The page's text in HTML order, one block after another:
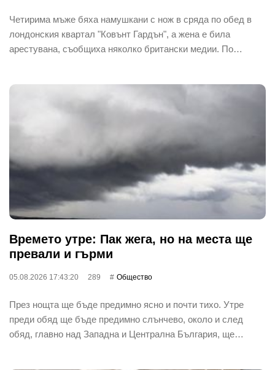
Четирима мъже бяха намушкани с нож в сряда по обед в
лондонския квартал "Ковънт Гардън", а жена е била
арестувана, съобщиха няколко британски медии. По…
Времето утре: Пак жега, но на места ще
превали и гърми
05.08.2026 17:43:20 289 Общество
През нощта ще бъде предимно ясно и почти тихо. Утре
преди обяд ще бъде предимно слънчево, около и след
обяд, главно над Западна и Централна България, ще…